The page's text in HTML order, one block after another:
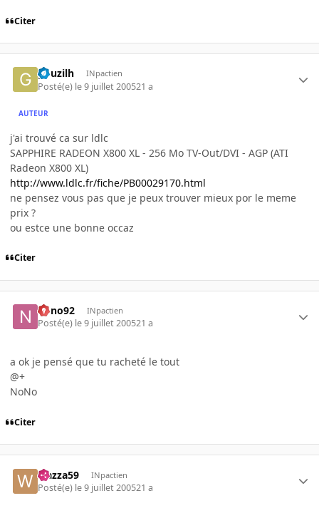
Citer
gouzilh INpactien
Posté(e) le 9 juillet 200521 a
AUTEUR
j'ai trouvé ca sur ldlc
SAPPHIRE RADEON X800 XL - 256 Mo TV-Out/DVI - AGP (ATI
Radeon X800 XL)
http://www.ldlc.fr/fiche/PB00029170.html
ne pensez vous pas que je peux trouver mieux por le meme
prix ?
ou estce une bonne occaz
Citer
nono92 INpactien
Posté(e) le 9 juillet 200521 a
a ok je pensé que tu racheté le tout
@+
NoNo
Citer
wazza59 INpactien
Posté(e) le 9 juillet 200521 a